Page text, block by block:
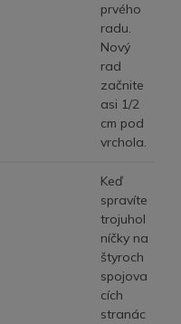
prvého
radu.
Nový
rad
začnite
asi 1/2
cm pod
vrchola.
Keď
spravíte
trojuhol
níčky na
štyroch
spojova
cích
stranác